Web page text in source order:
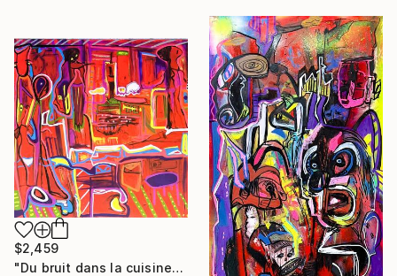
$2,459
"Du bruit dans la cuisine" Painting